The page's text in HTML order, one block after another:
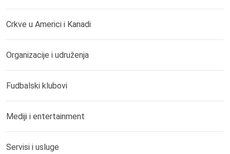
Crkve u Americi i Kanadi
Organizacije i udruženja
Fudbalski klubovi
Mediji i entertainment
Servisi i usluge